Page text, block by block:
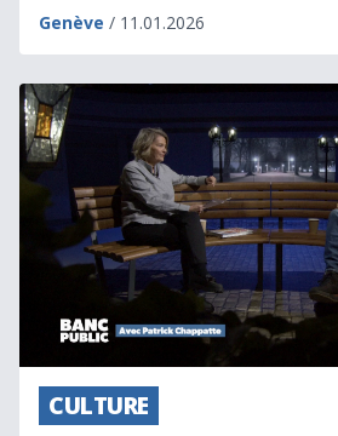
Genève / 11.01.2026
Etats-Unis
CULTURE